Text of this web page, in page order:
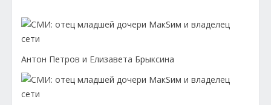
Антон Петров и Елизавета Брыксина